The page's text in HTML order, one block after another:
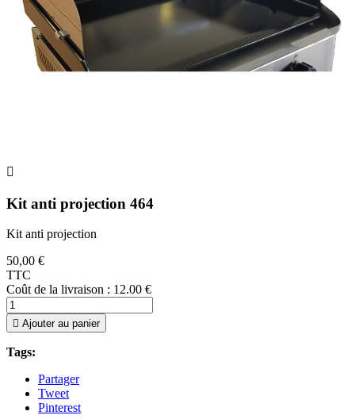

Kit anti projection 464
Kit anti projection
50,00 €
TTC
Coût de la livraison : 12.00 €
 Ajouter au panier
Tags:
Partager
Tweet
Pinterest